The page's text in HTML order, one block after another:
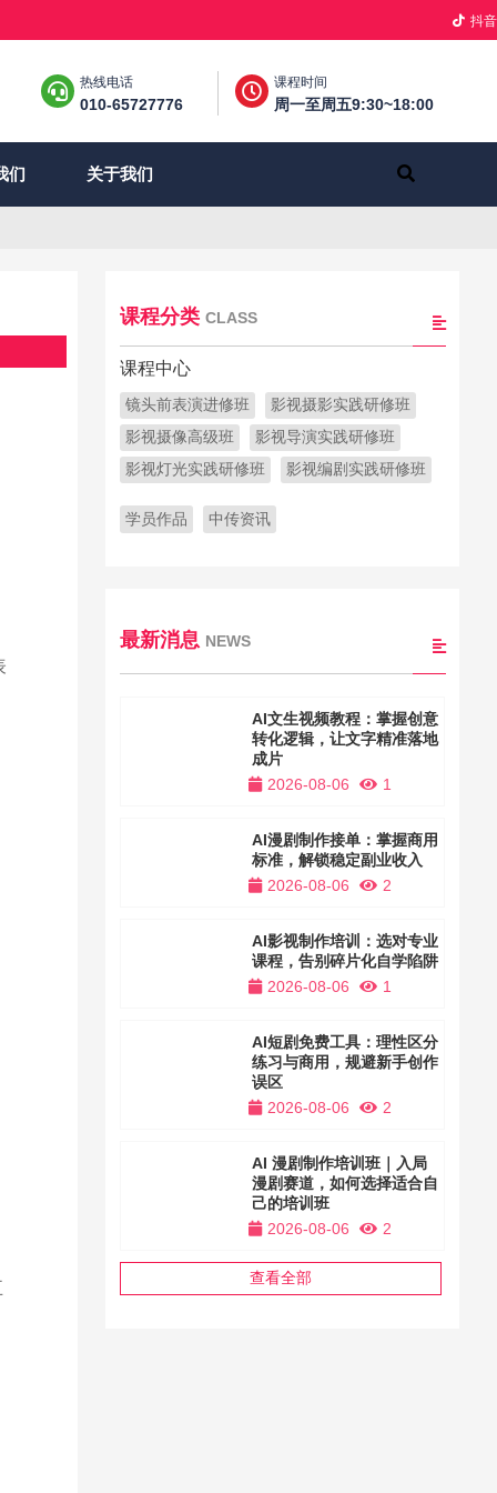
抖音
热线电话
010-65727776
课程时间
周一至周五9:30~18:00
们 关于我们
课程分类 CLASS
课程中心
镜头前表演进修班
影视摄影实践研修班
影视摄像高级班
影视导演实践研修班
影视灯光实践研修班
影视编剧实践研修班
学员作品 中传资讯
最新消息 NEWS
AI文生视频教程：掌握创意
转化逻辑，让文字精准落地
成片
2026-08-06
1
AI漫剧制作接单：掌握商用
标准，解锁稳定副业收入
2026-08-06
2
AI影视制作培训：选对专业
课程，告别碎片化自学陷阱
2026-08-06
1
AI短剧免费工具：理性区分
练习与商用，规避新手创作
误区
2026-08-06
2
AI 漫剧制作培训班｜入局
漫剧赛道，如何选择适合自
己的培训班
2026-08-06
2
查看全部